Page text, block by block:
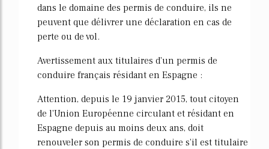
dans le domaine des permis de conduire, ils ne
peuvent que délivrer une déclaration en cas de
perte ou de vol.
Avertissement aux titulaires d'un permis de
conduire français résidant en Espagne :
Attention, depuis le 19 janvier 2015, tout citoyen
de l'Union Européenne circulant et résidant en
Espagne depuis au moins deux ans, doit
renouveler son permis de conduire s'il est titulaire